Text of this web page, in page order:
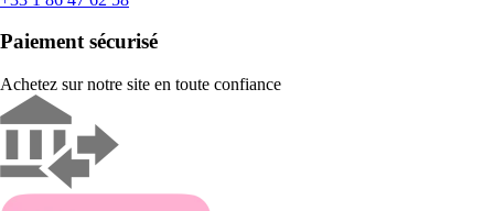
Paiement sécurisé
Achetez sur notre site en toute confiance